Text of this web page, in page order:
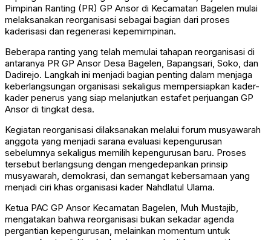
Pimpinan Ranting (PR) GP Ansor di Kecamatan Bagelen mulai
melaksanakan reorganisasi sebagai bagian dari proses
kaderisasi dan regenerasi kepemimpinan.
Beberapa ranting yang telah memulai tahapan reorganisasi di
antaranya PR GP Ansor Desa Bagelen, Bapangsari, Soko, dan
Dadirejo. Langkah ini menjadi bagian penting dalam menjaga
keberlangsungan organisasi sekaligus mempersiapkan kader-
kader penerus yang siap melanjutkan estafet perjuangan GP
Ansor di tingkat desa.
Kegiatan reorganisasi dilaksanakan melalui forum musyawarah
anggota yang menjadi sarana evaluasi kepengurusan
sebelumnya sekaligus memilih kepengurusan baru. Proses
tersebut berlangsung dengan mengedepankan prinsip
musyawarah, demokrasi, dan semangat kebersamaan yang
menjadi ciri khas organisasi kader Nahdlatul Ulama.
Ketua PAC GP Ansor Kecamatan Bagelen, Muh Mustajib,
mengatakan bahwa reorganisasi bukan sekadar agenda
pergantian kepengurusan, melainkan momentum untuk